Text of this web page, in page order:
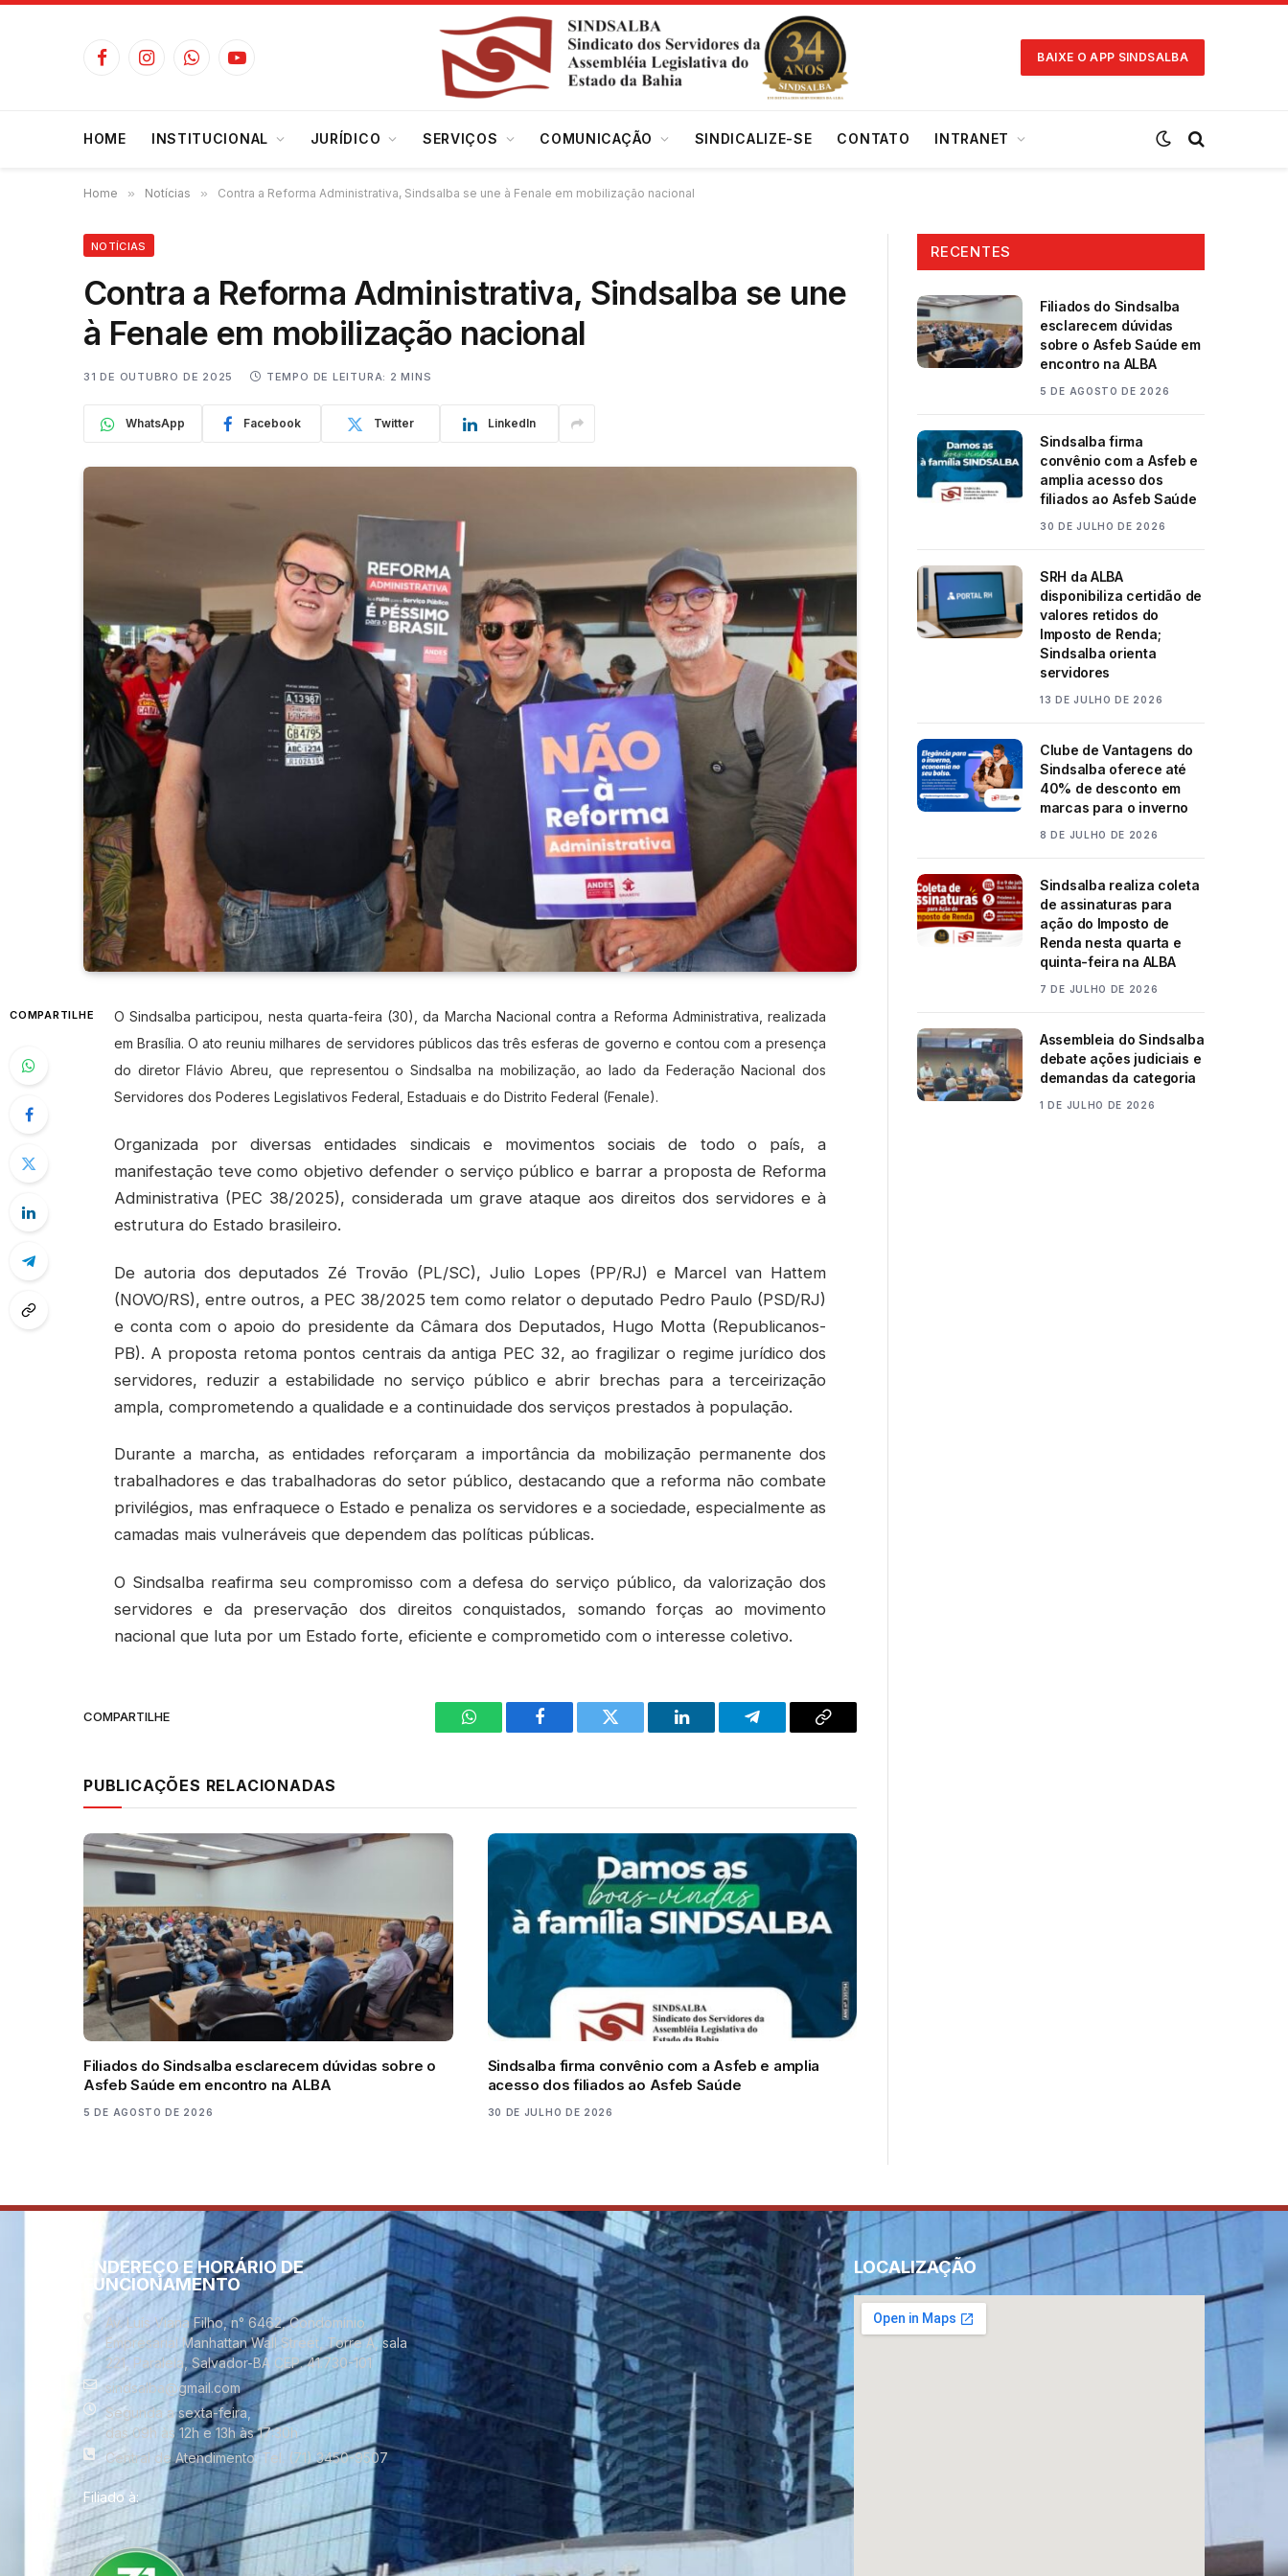
FacebookInstagramWhatsAppYouTube
BAIXE O APP SINDSALBA
HOME INSTITUCIONAL JURÍDICO SERVIÇOS COMUNICAÇÃO SINDICALIZE-SE CONTATO INTRANET
Home » Notícias » Contra a Reforma Administrativa, Sindsalba se une à Fenale em mobilização nacional
NOTÍCIAS
Contra a Reforma Administrativa, Sindsalba se une
à Fenale em mobilização nacional
31 DE OUTUBRO DE 2025 TEMPO DE LEITURA: 2 MINS
WhatsApp Facebook Twitter LinkedIn
COMPARTILHE
O Sindsalba participou, nesta quarta-feira (30), da Marcha Nacional contra a Reforma Administrativa, realizada
em Brasília. O ato reuniu milhares de servidores públicos das três esferas de governo e contou com a presença
do diretor Flávio Abreu, que representou o Sindsalba na mobilização, ao lado da Federação Nacional dos
Servidores dos Poderes Legislativos Federal, Estaduais e do Distrito Federal (Fenale).
Organizada por diversas entidades sindicais e movimentos sociais de todo o país, a
manifestação teve como objetivo defender o serviço público e barrar a proposta de Reforma
Administrativa (PEC 38/2025), considerada um grave ataque aos direitos dos servidores e à
estrutura do Estado brasileiro.
De autoria dos deputados Zé Trovão (PL/SC), Julio Lopes (PP/RJ) e Marcel van Hattem
(NOVO/RS), entre outros, a PEC 38/2025 tem como relator o deputado Pedro Paulo (PSD/RJ)
e conta com o apoio do presidente da Câmara dos Deputados, Hugo Motta (Republicanos-
PB). A proposta retoma pontos centrais da antiga PEC 32, ao fragilizar o regime jurídico dos
servidores, reduzir a estabilidade no serviço público e abrir brechas para a terceirização
ampla, comprometendo a qualidade e a continuidade dos serviços prestados à população.
Durante a marcha, as entidades reforçaram a importância da mobilização permanente dos
trabalhadores e das trabalhadoras do setor público, destacando que a reforma não combate
privilégios, mas enfraquece o Estado e penaliza os servidores e a sociedade, especialmente as
camadas mais vulneráveis que dependem das políticas públicas.
O Sindsalba reafirma seu compromisso com a defesa do serviço público, da valorização dos
servidores e da preservação dos direitos conquistados, somando forças ao movimento
nacional que luta por um Estado forte, eficiente e comprometido com o interesse coletivo.
COMPARTILHE
WhatsAppFacebook Twitter LinkedIn Telegram Copy
PUBLICAÇÕES RELACIONADAS
Filiados do Sindsalba esclarecem dúvidas sobre o
Asfeb Saúde em encontro na ALBA
5 DE AGOSTO DE 2026
Sindsalba firma convênio com a Asfeb e amplia
acesso dos filiados ao Asfeb Saúde
30 DE JULHO DE 2026
RECENTES
Filiados do Sindsalba
esclarecem dúvidas
sobre o Asfeb Saúde em
encontro na ALBA
5 DE AGOSTO DE 2026
Sindsalba firma
convênio com a Asfeb e
amplia acesso dos
filiados ao Asfeb Saúde
30 DE JULHO DE 2026
SRH da ALBA
disponibiliza certidão de
valores retidos do
Imposto de Renda;
Sindsalba orienta
servidores
13 DE JULHO DE 2026
Clube de Vantagens do
Sindsalba oferece até
40% de desconto em
marcas para o inverno
8 DE JULHO DE 2026
Sindsalba realiza coleta
de assinaturas para
ação do Imposto de
Renda nesta quarta e
quinta-feira na ALBA
7 DE JULHO DE 2026
Assembleia do Sindsalba
debate ações judiciais e
demandas da categoria
1 DE JULHO DE 2026
ENDEREÇO E HORÁRIO DE
FUNCIONAMENTO
Av. Luís Viana Filho, n° 6462, Condomínio
Empresarial Manhattan Wall Street, Torre A, sala
221, Paralela, Salvador-BA CEP. 41.730-101
sindsalba@gmail.com
Segunda a sexta-feira,
das 09h às 12h e 13h às 17:30h
Central de Atendimento: Tel. (71) 3450-9507
Filiado à:
LOCALIZAÇÃO